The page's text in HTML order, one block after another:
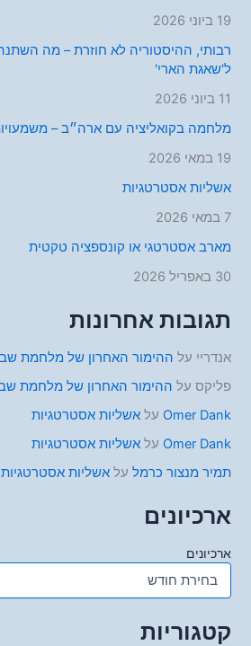
19 ביוני 2026
רבותי, ההיסטוריה לא חוזרת – מה
ל'שאגת הארי'
11 ביוני 2026
מלחמה בקואליציה עם ארה״ב –
19 במאי 2026
אשליות אסטרטגיות
7 במאי 2026
מארב אסטרטגי או קונספציה טקטית
30 באפריל 2026
תגובות אחרונות
אנדריי על ההימור האחרון של מלחמת
פליקס על ההימור האחרון של מלחמת
Omer Dank עלאשליות אסטרטגיות
Omer Dank עלאשליות אסטרטגיות
תמיר מנצור כרמל עלאשליות אסטרטגיות
ארכיונים
ארכיונים
קטגוריות